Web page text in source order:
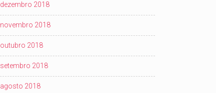
dezembro 2018
novembro 2018
outubro 2018
setembro 2018
agosto 2018